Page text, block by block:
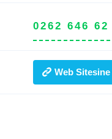
0262 646 62
Web